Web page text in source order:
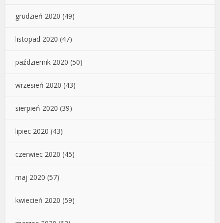
grudzień 2020 (49)
listopad 2020 (47)
październik 2020 (50)
wrzesień 2020 (43)
sierpień 2020 (39)
lipiec 2020 (43)
czerwiec 2020 (45)
maj 2020 (57)
kwiecień 2020 (59)